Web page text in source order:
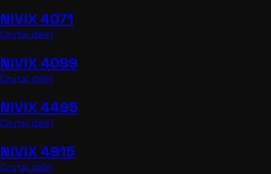
NIVIX 4071
Czytaj dalej
NIVIX 4099
Czytaj dalej
NIVIX 4495
Czytaj dalej
NIVIX 4915
Czytaj dalej